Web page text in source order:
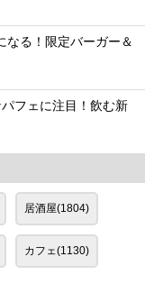
なる！限定バーガー＆
フェに注目！飲む新
居酒屋(1804)
カフェ(1130)